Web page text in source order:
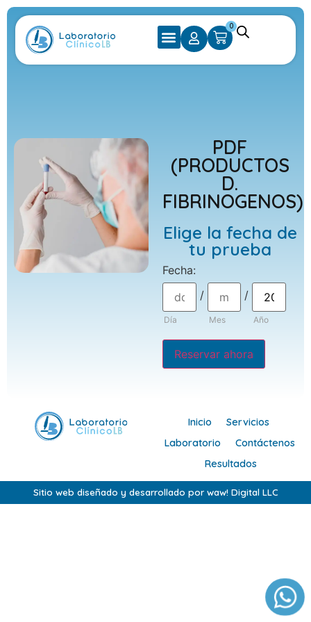
0
PDF
(PRODUCTOS
D.
FIBRINOGENOS)
Elige la fecha de
tu prueba
Fecha:
Día
/
Mes
/
Año
Reservar ahora
Inicio
Servicios
Laboratorio
Contáctenos
Resultados
Sitio web diseñado y desarrollado por waw! Digital LLC